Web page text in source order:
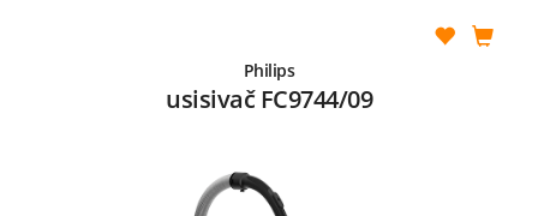
Philips
usisivač FC9744/09